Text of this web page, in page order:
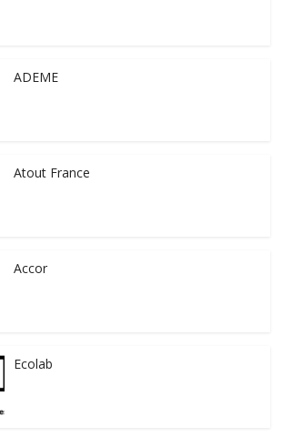
ADEME
Atout France
Accor
Ecolab